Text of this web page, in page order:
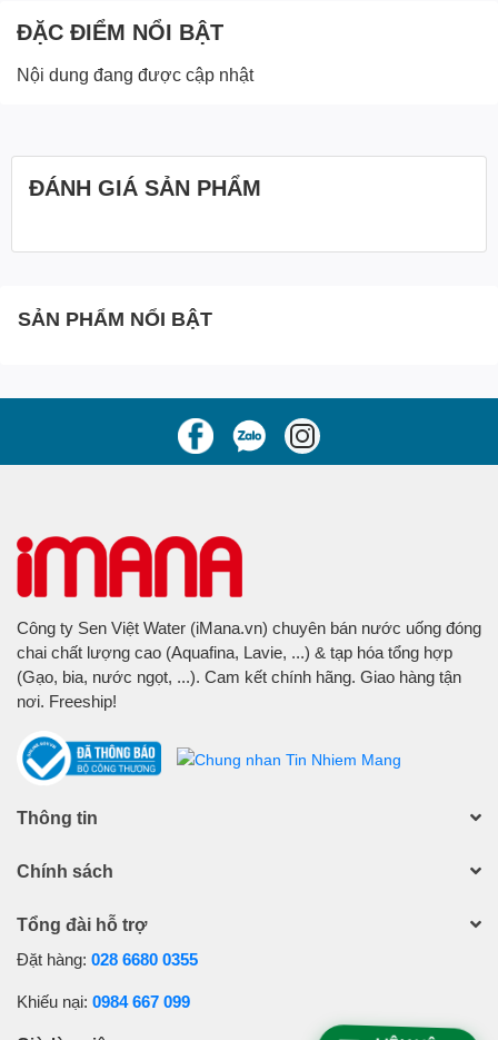
ĐẶC ĐIỂM NỔI BẬT
Nội dung đang được cập nhật
ĐÁNH GIÁ SẢN PHẨM
SẢN PHẨM NỔI BẬT
Công ty Sen Việt Water (iMana.vn) chuyên bán nước uống đóng
chai chất lượng cao (Aquafina, Lavie, ...) & tạp hóa tổng hợp
(Gạo, bia, nước ngọt, ...). Cam kết chính hãng. Giao hàng tận
nơi. Freeship!
Thông tin
Chính sách
Tổng đài hỗ trợ
Đặt hàng: 028 6680 0355
Khiếu nại: 0984 667 099